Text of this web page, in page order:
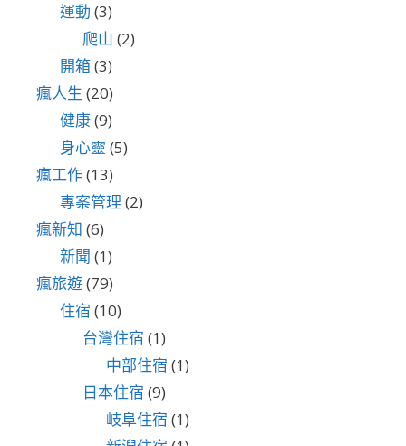
運動 (3)
爬山 (2)
開箱(3)
瘋人生 (20)
健康(9)
身心靈 (5)
瘋工作(13)
專案管理 (2)
瘋新知 (6)
新聞 (1)
瘋旅遊(79)
住宿 (10)
台灣住宿 (1)
中部住宿 (1)
日本住宿 (9)
岐阜住宿 (1)